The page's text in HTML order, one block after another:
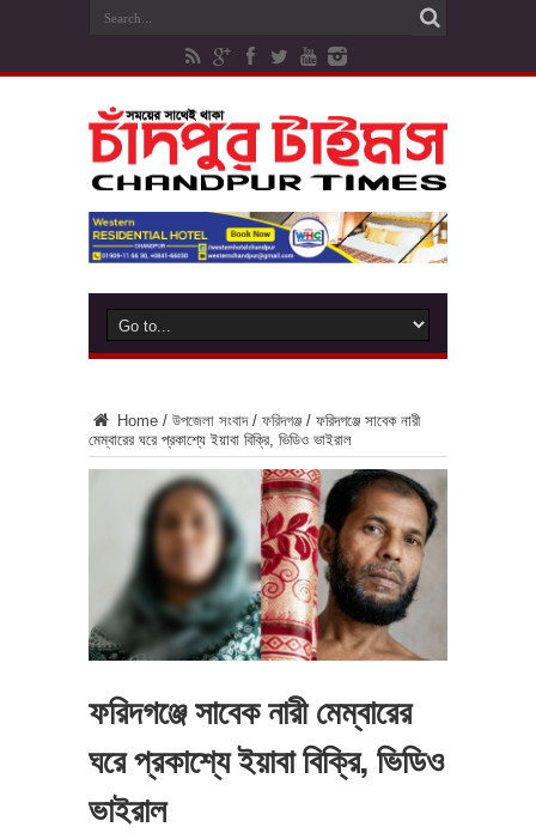
Home / উপজেলা সংবাদ / ফরিদগঞ্জ / ফরিদগঞ্জে সাবেক নারী
মেম্বারের ঘরে প্রকাশ্যে ইয়াবা বিক্রি, ভিডিও ভাইরাল
ফরিদগঞ্জে সাবেক নারী মেম্বারের
ঘরে প্রকাশ্যে ইয়াবা বিক্রি, ভিডিও
ভাইরাল